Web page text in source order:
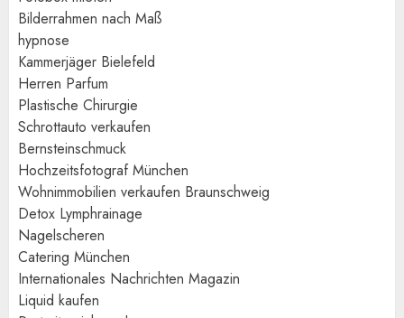
Bilderrahmen nach Maß
hypnose
Kammerjäger Bielefeld
Herren Parfum
Plastische Chirurgie
Schrottauto verkaufen
Bernsteinschmuck
Hochzeitsfotograf München
Wohnimmobilien verkaufen Braunschweig
Detox Lymphrainage
Nagelscheren
Catering München
Internationales Nachrichten Magazin
Liquid kaufen